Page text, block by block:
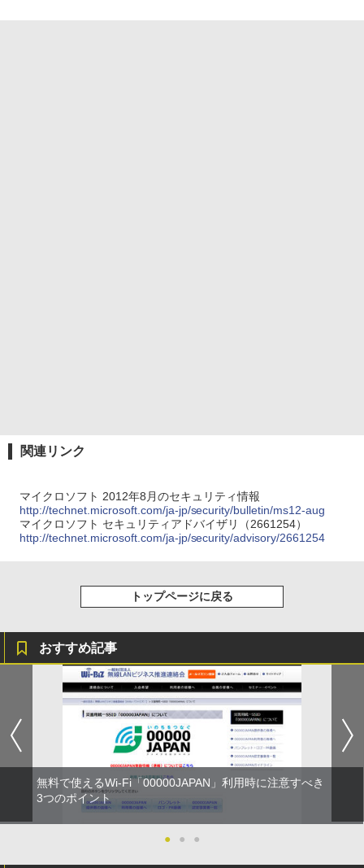
関連リンク
マイクロソフト 2012年8月のセキュリティ情報
http://technet.microsoft.com/ja-jp/security/bulletin/ms12-aug
マイクロソフト セキュリティアドバイザリ（2661254）
http://technet.microsoft.com/ja-jp/security/advisory/2661254
トップページに戻る
おすすめ記事
無料で使えるWi-Fi「00000JAPAN」利用時に注意すべき
3つのポイント
● ● ●